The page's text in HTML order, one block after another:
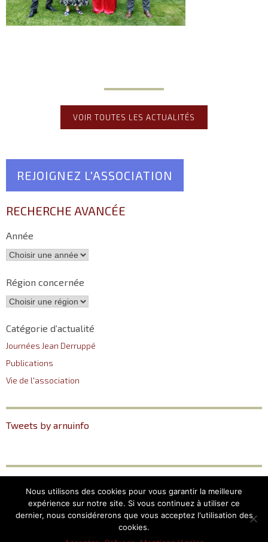
VOIR TOUTES LES ACTUALITÉS
REJOIGNEZ L'ASSOCIATION
RECHERCHE AVANCÉE
Année
Région concernée
Catégorie d’actualité
Journées Jean Derruppé
Publications
Vie de l'association
Tweets by arnuinfo
ARNU
12, Place du Pantéon –
75005 Paris
Plan du site
Mentions légales
Nous utilisons des cookies pour vous garantir la meilleure
expérience sur notre site. Si vous continuez à utiliser ce
dernier, nous considérerons que vous acceptez l'utilisation des
cookies.